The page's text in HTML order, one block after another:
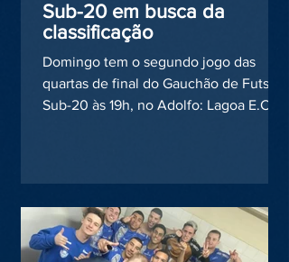
Sub-20 em busca da
classificação
Domingo tem o segundo jogo das
quartas de final do Gauchão de Futsal
Sub-20 às 19h, no Adolfo: Lagoa E.C. x